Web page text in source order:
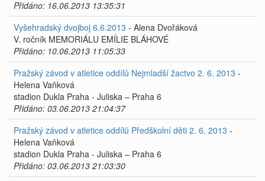
Přidáno: 16.06.2013 13:35:31
Vyšehradský dvojboj 6.6.2013 - Alena Dvořáková
V. ročník MEMORIÁLU EMÍLIE BLÁHOVÉ
Přidáno: 10.06.2013 11:05:33
Pražský závod v atletice oddílů Nejmladší žactvo 2. 6. 2013 -
Helena Vaňková
stadion Dukla Praha - Juliska – Praha 6
Přidáno: 03.06.2013 21:04:37
Pražský závod v atletice oddílů Předškolní děti 2. 6. 2013 -
Helena Vaňková
stadion Dukla Praha - Juliska – Praha 6
Přidáno: 03.06.2013 21:03:30